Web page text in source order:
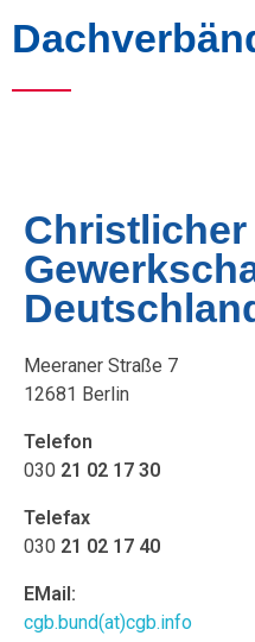
Christlicher
Meeraner Straße 7
12681 Berlin
Telefon
030 21 02 17 30
Telefax
030 21 02 17 40
EMail:
cgb.bund(at)cgb.info